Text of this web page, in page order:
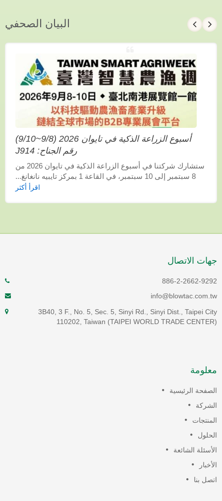
البيان الصحفي
أسبوع الزراعة الذكية في تايوان 2026 (9/8~9/10)
رقم الجناح: J914
ستشارك شركتنا في أسبوع الزراعة الذكية في تايوان 2026 من
8 سبتمبر إلى 10 سبتمبر، في القاعة 1 بمركز تايبيه نانغانغ...
اقرأ أكثر
جهات الاتصال
886-2-2662-9292
info@blowtac.com.tw
3B40, 3 F., No. 5, Sec. 5, Sinyi Rd., Sinyi Dist., Taipei City
110202, Taiwan (TAIPEI WORLD TRADE CENTER)
معلومة
الصفحة الرئيسية
الشركة
المنتجات
الحلول
الأسئلة الشائعة
الأخبار
اتصل بنا